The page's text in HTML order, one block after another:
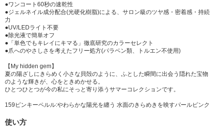
●ワンコート60秒の速乾性
●ジェルネイル成分配合(光硬化樹脂)による、サロン級のツヤ感・密着感・持続
力
●UV/LEDライト不要
●除光液で簡単オフ
●「単色でもキレイにキマる」徹底研究のカラーセレクト
●爪へのやさしさを考えたフリー処方(パラベン類、トルエン不使用)
【My hidden gem】
夏の陽ざしにきらめく小さな貝殻のように、ふとした瞬間に出会う隠れた宝物
のような輝きが、心をときめかせる。
ひとつひとつが今の私にそっと寄り添うサマーコレクションです。
159ピンキーペルル:やわらかな陽光を纏う 水面のきらめきを映すパールピンク
使い方